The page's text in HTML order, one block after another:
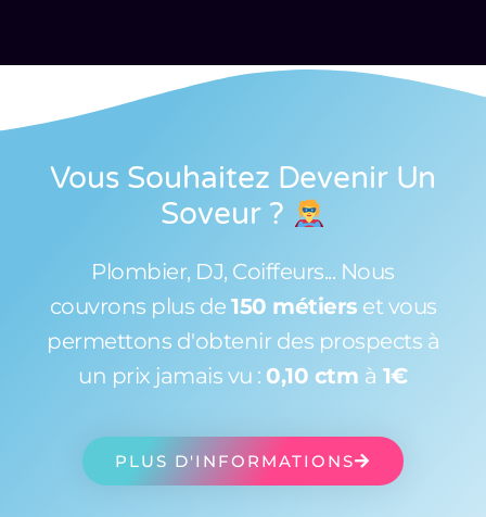
Vous Souhaitez Devenir Un
Soveur ?
Plombier, DJ, Coiffeurs... Nous
couvrons plus de 150 métiers et vous
permettons d'obtenir des prospects à
un prix jamais vu : 0,10 ctm à 1€
PLUS D'INFORMATIONS